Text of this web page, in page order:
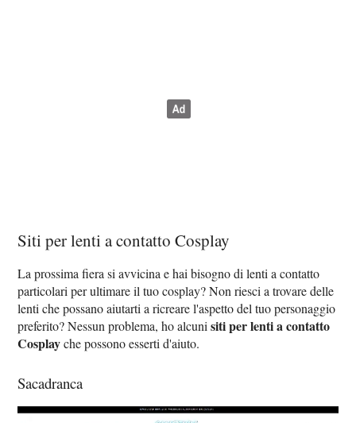
Siti per lenti a contatto Cosplay
La prossima fiera si avvicina e hai bisogno di lenti a contatto
particolari per ultimare il tuo cosplay? Non riesci a trovare delle
lenti che possano aiutarti a ricreare l'aspetto del tuo personaggio
preferito? Nessun problema, ho alcunisiti per lenti a contatto
Cosplayche possono esserti d'aiuto.
Sacadranca